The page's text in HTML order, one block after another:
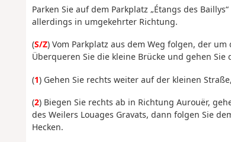
Parken Sie auf dem Parkplatz „Étangs des
allerdings in umgekehrter Richtung.
(S/Z) Vom Parkplatz aus dem Weg folgen, der
Überqueren Sie die kleine Brücke und gehen Sie
(1) Gehen Sie rechts weiter auf der kleinen
(2) Biegen Sie rechts ab in Richtung Aurouër,
des Weilers Louages Gravats, dann folgen Sie
Hecken.